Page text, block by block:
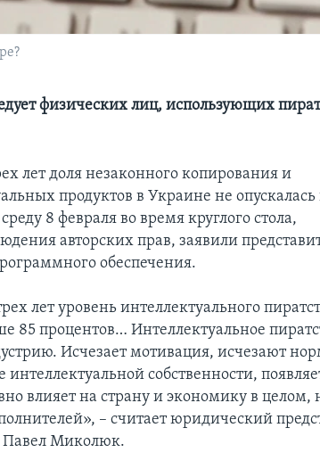
физических лиц, использующих
лет доля незаконного копирования и
продуктов в Украине не
8 февраля во время круглого стола,
авторских прав, заявили
обеспечения.
лет уровень интеллектуального
85 процентов… Интеллектуальное
Исчезает мотивация, исчезают
собственности,
влияет на страну и экономику в целом,
– считает юридический
Павел Миколюк.